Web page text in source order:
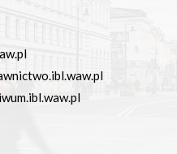
Polskiego dla Szkół